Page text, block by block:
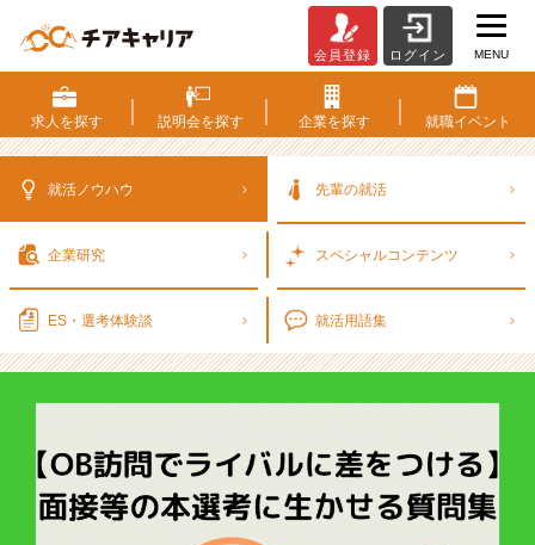
B
訪
問
に
接
等
の
本
会員登録 ログイン MENU
求人を探す 説明会を探す 企業を探す 就職イベント
就活ノウハウ 先輩の就活
企業研究 スペシャルコンテンツ
ES・選考体験談 就活用語集